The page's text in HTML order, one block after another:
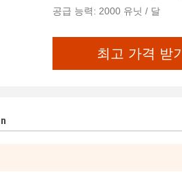
공급 능력: 2000 유닛 / 달
최고 가격 받기